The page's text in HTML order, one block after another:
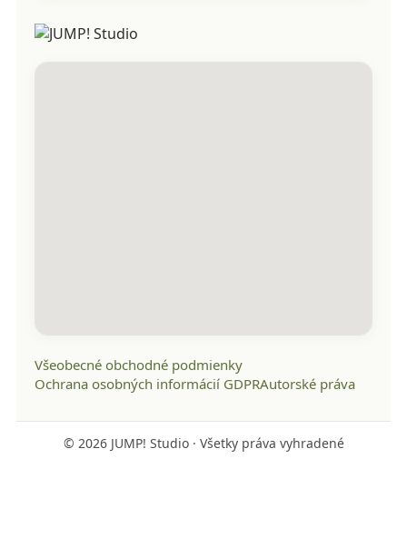
Všeobecné obchodné podmienky
Ochrana osobných informácií GDPRAutorské práva
© 2026JUMP! Studio · Všetky práva vyhradené